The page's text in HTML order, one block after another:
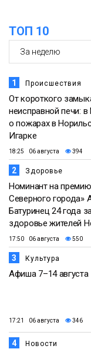
ТОП 10
1 Происшествия
От короткого
неисправной печи:
о пожарах в
Игарке
18:25 06 августа 394
2 Здоровье
Номинант на
Северного города»
Батуринец 24 года
здоровье жителей
17:50 06 августа 550
3 Культура
Афиша 7–14 августа
17:21 06 августа 346
4 Новости